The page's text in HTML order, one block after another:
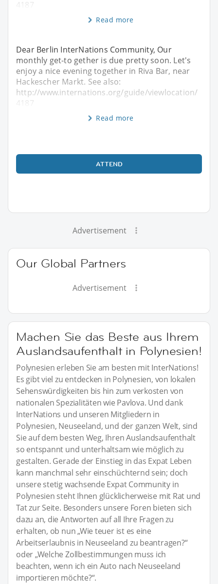
4187
Read more
Dear Berlin InterNations Community, Our
monthly get-to gether is due pretty soon. Let's
enjoy a nice evening together in Riva Bar, near
Hackescher Markt. See also:
http://www.internations.org/guide/viewlocation/
4187
Read more
ATTEND
Advertisement
Our Global Partners
Advertisement
Machen Sie das Beste aus Ihrem
Auslandsaufenthalt in Polynesien!
Polynesien erleben Sie am besten mit InterNations!
Es gibt viel zu entdecken in Polynesien, von lokalen
Sehenswürdigkeiten bis hin zum verkosten von
nationalen Spezialitäten wie Pavlova. Und dank
InterNations und unseren Mitgliedern in
Polynesien, Neuseeland, und der ganzen Welt, sind
Sie auf dem besten Weg, Ihren Auslandsaufenthalt
so entspannt und unterhaltsam wie möglich zu
gestalten. Gerade der Einstieg in das Expat Leben
kann manchmal sehr einschüchternd sein; doch
unsere stetig wachsende Expat Community in
Polynesien steht Ihnen glücklicherweise mit Rat und
Tat zur Seite. Besonders unsere Foren bieten sich
dazu an, die Antworten auf all Ihre Fragen zu
erhalten, ob nun „Wie teuer ist es eine
Arbeitserlaubnis in Neuseeland zu beantragen?“
oder „Welche Zollbestimmungen muss ich
beachten, wenn ich ein Auto nach Neuseeland
importieren möchte?“.